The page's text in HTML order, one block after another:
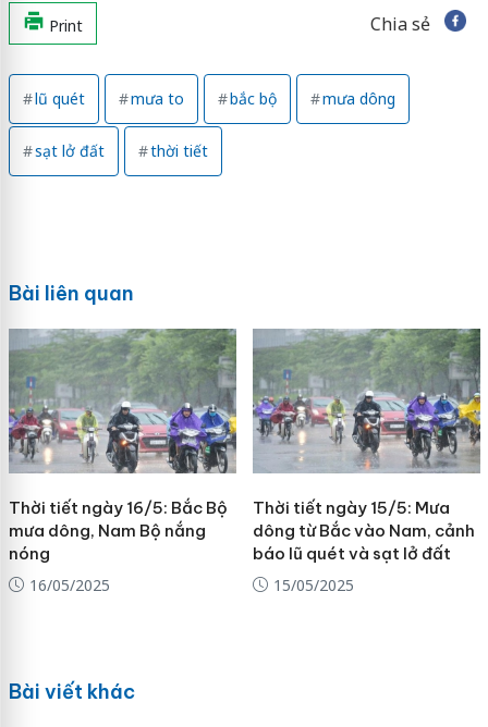
Print Chia sẻ
lũ quét mưa to bắc bộ mưa dông
sạt lở đất thời tiết
Bài liên quan
Thời tiết ngày 16/5: Bắc Bộ
mưa dông, Nam Bộ nắng
nóng
16/05/2025
Thời tiết ngày 15/5: Mưa
dông từ Bắc vào Nam, cảnh
báo lũ quét và sạt lở đất
15/05/2025
Bài viết khác